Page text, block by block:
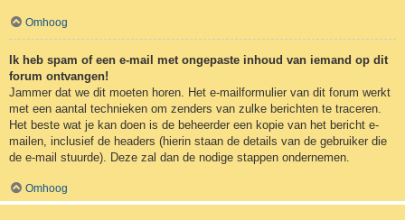
Omhoog
Ik heb spam of een e-mail met ongepaste inhoud van iemand op dit
forum ontvangen!
Jammer dat we dit moeten horen. Het e-mailformulier van dit forum werkt
met een aantal technieken om zenders van zulke berichten te traceren.
Het beste wat je kan doen is de beheerder een kopie van het bericht e-
mailen, inclusief de headers (hierin staan de details van de gebruiker die
de e-mail stuurde). Deze zal dan de nodige stappen ondernemen.
Omhoog